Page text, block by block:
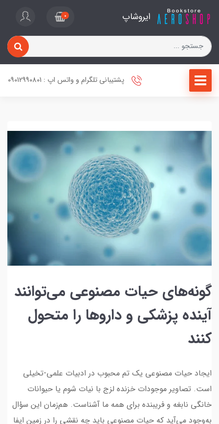
ایروشاپ 0
پشتیبانی تلگرام و واتس اپ : 09012990801
گونه‌های حیات مصنوعی می‌توانند
آینده پزشکی و داروها را متحول
کنند
ایجاد حیات مصنوعی یک تم محبوب در ادبیات علمی-تخیلی
است. تصاویر موجودات خزنده لزج با نیات شوم یا حیوانات
خانگی نابغه و فریبنده برای همه ما آشناست. هم‌زمان این سؤال
به‌وجود می‌آید که حیات مصنوعی باید چه نقشی را در زمین ایفا